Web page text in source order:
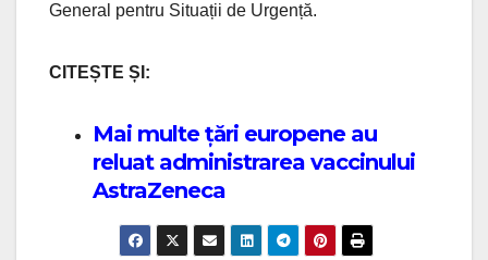
General pentru Situații de Urgență.
CITEȘTE ȘI:
Mai multe țări europene au
reluat administrarea vaccinului
AstraZeneca